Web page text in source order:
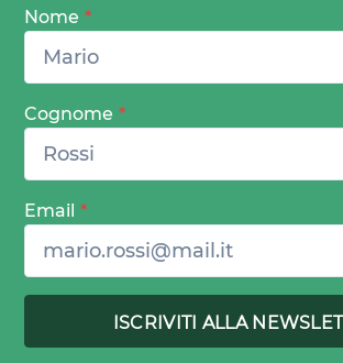
Nome *
Cognome *
Email *